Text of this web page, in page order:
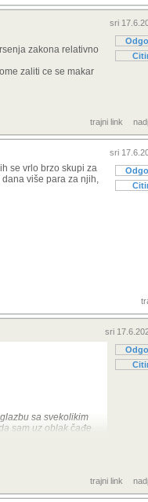
sri
zakona relativno
zaliti ce se makar
trajni link
sri
se vrlo brzo skupi za
više para za njih,
sri
sa svekolikim
sam uz oblak čađe
trajni link